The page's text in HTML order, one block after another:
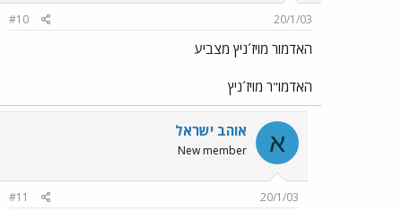
20/1/03
#10
האדמור מויז´ניץ מצביע
האדמו"ר מויז´ניץ
א אוהב ישראל
New member
20/1/03
#11